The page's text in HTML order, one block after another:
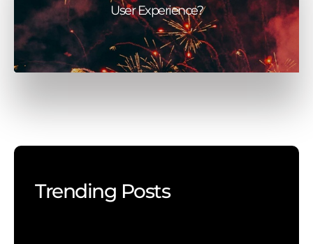
User Experience?
Trending Posts